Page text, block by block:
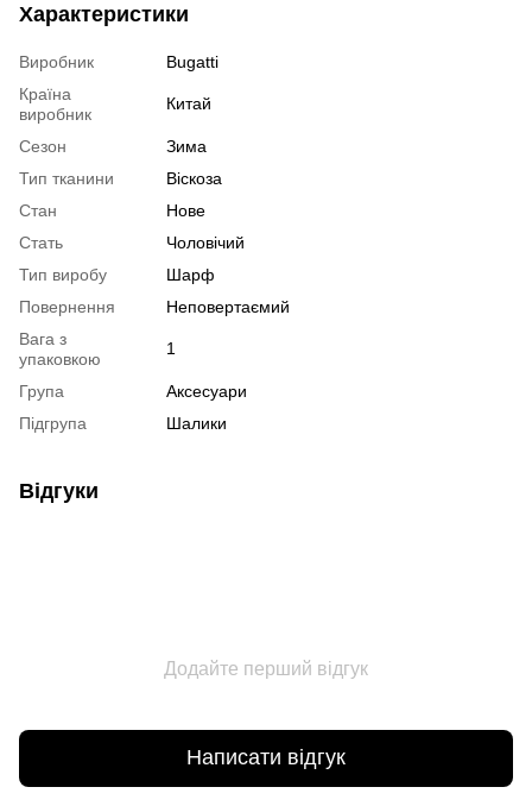
Характеристики
Виробник
Bugatti
Країна
виробник
Китай
Сезон
Зима
Тип тканини
Віскоза
Стан
Нове
Стать
Чоловічий
Тип виробу
Шарф
Повернення
Неповертаємий
Вага з
упаковкою
1
Група
Аксесуари
Підгрупа
Шалики
Відгуки
Додайте перший відгук
Написати відгук